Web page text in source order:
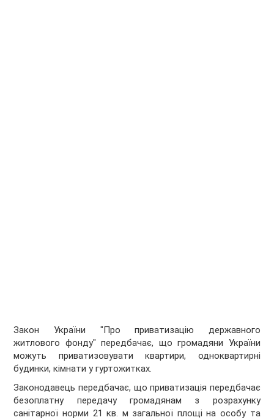
Закон України "Про приватизацію державного
житлового фонду" передбачає, що громадяни України
можуть приватизовувати квартири, одноквартирні
будинки, кімнати у гуртожитках.
Законодавець передбачає, що приватизація передбачає
безоплатну передачу громадянам з розрахунку
санітарної норми 21 кв. м загальної площі на особу та